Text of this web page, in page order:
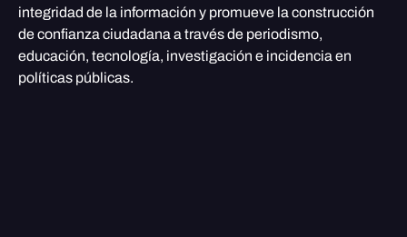
integridad de la información y promueve la construcción
de confianza ciudadana a través de periodismo,
educación, tecnología, investigación e incidencia en
políticas públicas.